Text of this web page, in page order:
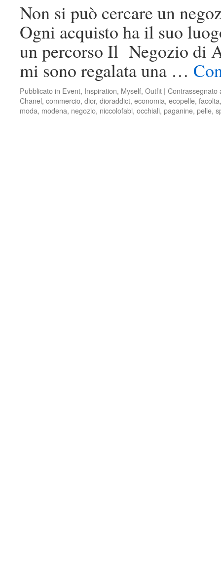
Non si può cercare un
Ogni acquisto ha il suo
un percorso Il Negozio
mi sono regalata una …
Pubblicato in Event, Inspiration, Myself, Outfit | Contrassegnato
Chanel, commercio, dior, dioraddict, economia, ecopelle, facolta
moda, modena, negozio, niccolofabi, occhiali, paganine, pelle,